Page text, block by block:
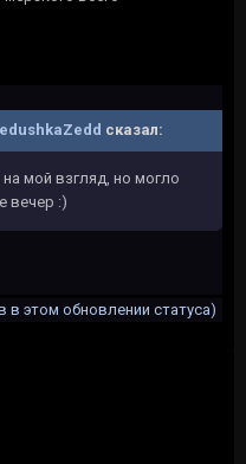
сказал:
мой взгляд, но могло
вечер :)
в этом обновлении статуса)